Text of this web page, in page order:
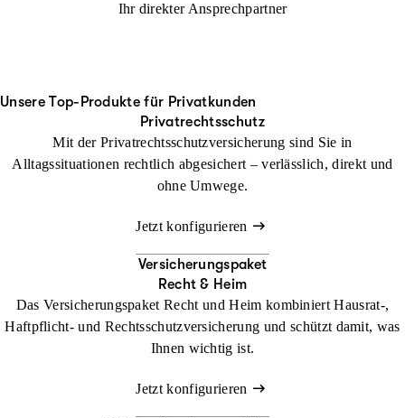
Ihr direkter Ansprechpartner
Unsere Top-Produkte für Privatkunden
Privatrechtsschutz
Mit der Privatrechtsschutzversicherung sind Sie in
Alltagssituationen rechtlich abgesichert – verlässlich, direkt und
ohne Umwege.
Jetzt konfigurieren
Versicherungspaket
Recht & Heim
Das Versicherungspaket Recht und Heim kombiniert Hausrat-,
Haftpflicht- und Rechtsschutzversicherung und schützt damit, was
Ihnen wichtig ist.
Jetzt konfigurieren